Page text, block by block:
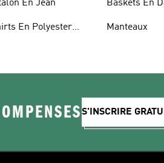
En Jean
En Polyester
Baskets En
Manteaux
S'INSCRIRE